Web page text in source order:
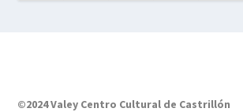
©2024 Valey Centro Cultural de Castrillón